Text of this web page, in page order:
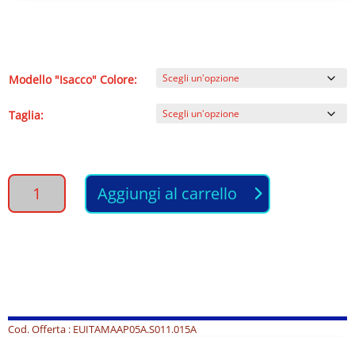
Modello "Isacco" Colore:
Taglia:
PANTALONE
Unisex
da
Aggiungi al carrello
Cod. Offerta : EUITAMAAP05A.S011.015A